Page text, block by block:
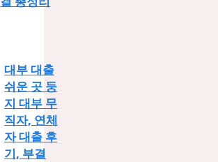
대부 대출
쉬운 곳 둥
지 대부 무
직자, 연체
자 대출 후
기, 부결